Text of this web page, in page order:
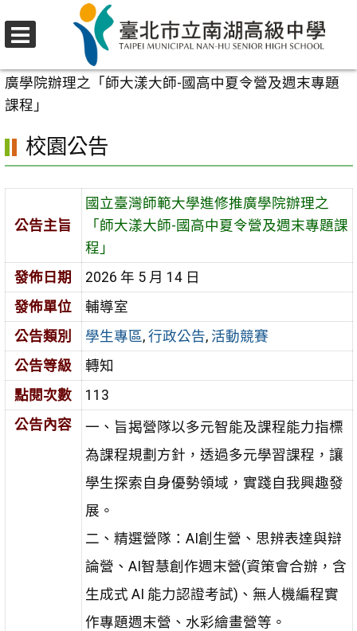
至
要
內
校園公告
廣學院辦理之「師大漾大師-國高中夏令營及週末專題
課程」
校園公告
公告主旨
國立臺灣師範大學進修推廣學院辦理之
「師大漾大師-國高中夏令營及週末專題課
程」
發佈日期
2026 年 5 月 14 日
發佈單位
輔導室
公告類別
學生專區, 行政公告, 活動競賽
公告等級
轉知
點閱次數
113
公告內容
一、旨揭營隊以多元智能及課程能力指標
為課程規劃方針，透過多元學習課程，讓
學生探索自身優勢領域，實踐自我興趣發
展。
二、精選營隊：AI創生營、思辨表達與辯
論營、AI智慧創作週末營(資策會合辦，含
生成式 AI 能力認證考試)、無人機編程實
作專題週末營、水彩繪畫營等。
選
單